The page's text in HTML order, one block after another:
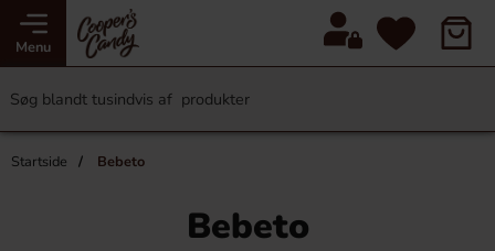
Menu
Startside Bebeto
Bebeto